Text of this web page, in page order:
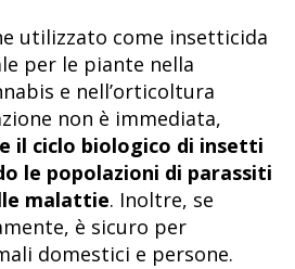
utilizzato come insetticida
per le piante nella
e nell’orticoltura
non è immediata,
il ciclo biologico di insetti
le popolazioni di parassiti
malattie. Inoltre, se
è sicuro per
domestici e persone.